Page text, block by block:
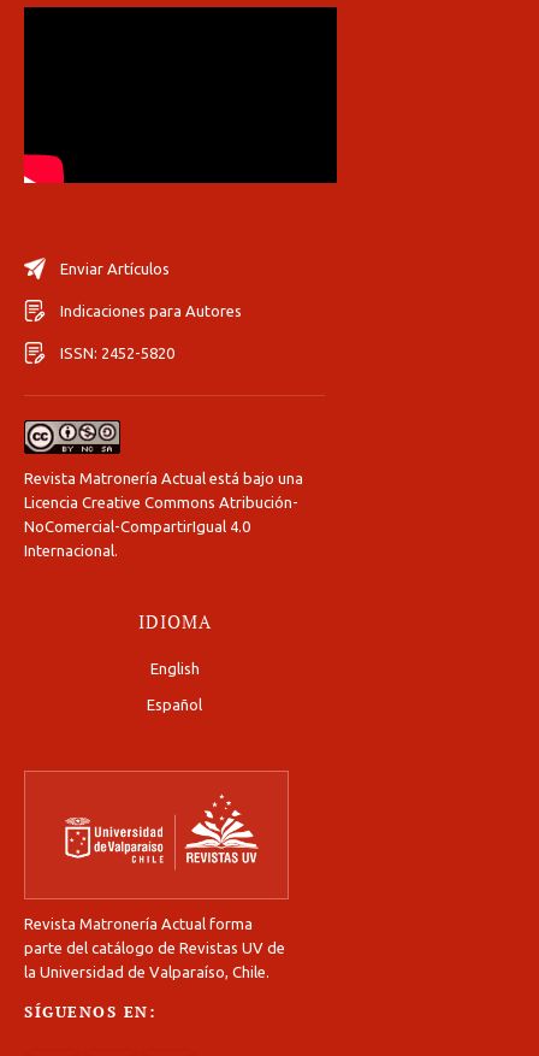
Enviar Artículos
Indicaciones para Autores
ISSN: 2452-5820
Revista Matronería Actual está bajo una
Licencia Creative Commons Atribución-
NoComercial-CompartirIgual 4.0
Internacional
IDIOMA
English
Español
Revista Matronería Actual forma
parte del catálogo de Revistas UV de
la Universidad de Valparaíso, Chile.
SÍGUENOS EN: